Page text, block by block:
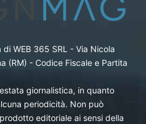
WEB 365 SRL - Via Nicola
(RM) - Codice Fiscale e Partita
giornalistica, in quanto
periodicità. Non può
editoriale ai sensi della